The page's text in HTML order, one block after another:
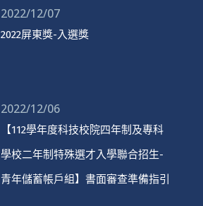
2022/12/07
2022屏東獎-入選獎
2022/12/06
【112學年度科技校院四年制及專科
學校二年制特殊選才入學聯合招生-
青年儲蓄帳戶組】書面審查準備指引